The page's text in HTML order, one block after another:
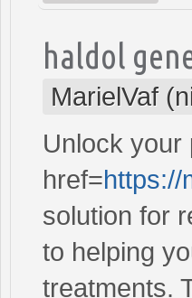
haldol
MarielVaf
Unlock your
href=https://
solution for
to helping
treatments.